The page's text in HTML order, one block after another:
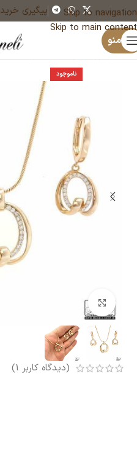
Skip to navigation
Skip to main content
پیگیری خرید
منو
خانه زیورآلات و بدلیجات رنگ ثابت
ناموجود
بزرگنمایی تصویر
(دیدگاه کاربر 1
)